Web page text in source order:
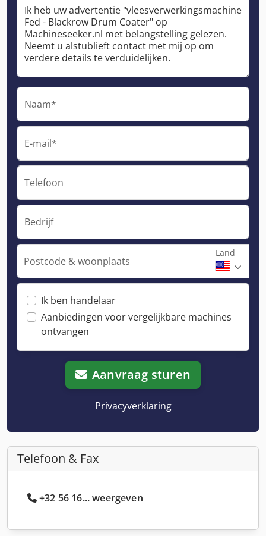
Naam*
E-mail*
Telefoon
Bedrijf
Postcode & woonplaats
Land
Ik ben handelaar
Aanbiedingen voor vergelijkbare machines
ontvangen
Aanvraag sturen
Privacyverklaring
Telefoon & Fax
+32 56 16... weergeven